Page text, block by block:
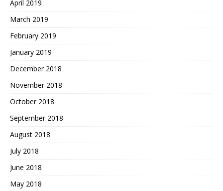
April 2019
March 2019
February 2019
January 2019
December 2018
November 2018
October 2018
September 2018
August 2018
July 2018
June 2018
May 2018